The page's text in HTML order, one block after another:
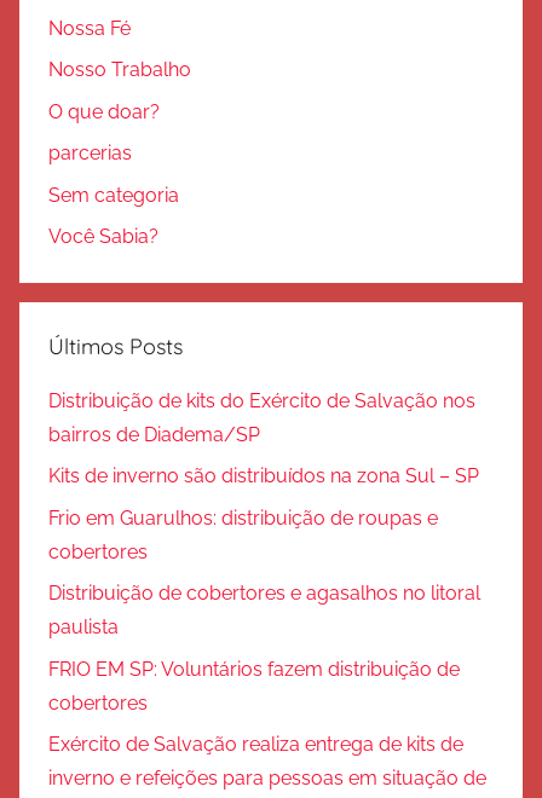
Nossa Fé
Nosso Trabalho
O que doar?
parcerias
Sem categoria
Você Sabia?
Últimos Posts
Distribuição de kits do Exército de Salvação nos
bairros de Diadema/SP
Kits de inverno são distribuídos na zona Sul – SP
Frio em Guarulhos: distribuição de roupas e
cobertores
Distribuição de cobertores e agasalhos no litoral
paulista
FRIO EM SP: Voluntários fazem distribuição de
cobertores
Exército de Salvação realiza entrega de kits de
inverno e refeições para pessoas em situação de